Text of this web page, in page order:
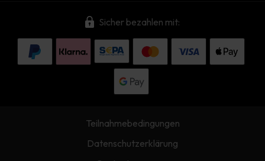
Sicher bezahlen mit:
Teilnahmebedingungen
Datenschutzerklärung